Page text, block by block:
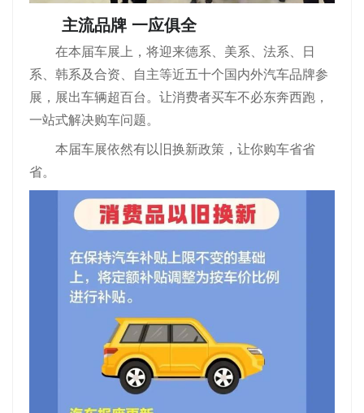
主流品牌 一应俱全
在本届车展上，将迎来德系、美系、法系、日
系、韩系及合资、自主等近五十个国内外汽车品牌参
展，展出车辆超百台。让消费者买车不必东奔西跑，
一站式解决购车问题。
本届车展依然有以旧换新政策，让你购车省省
省。